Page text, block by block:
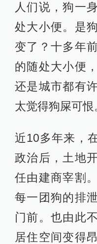
人们说，狗一
处大小便。是
变了？十多年
的随处大小便
还是城市都有
太觉得狗屎可恨
近10多年来，
政治后，土地
任由建商宰割
每一团狗的排
门前。也由此
居住空间变得